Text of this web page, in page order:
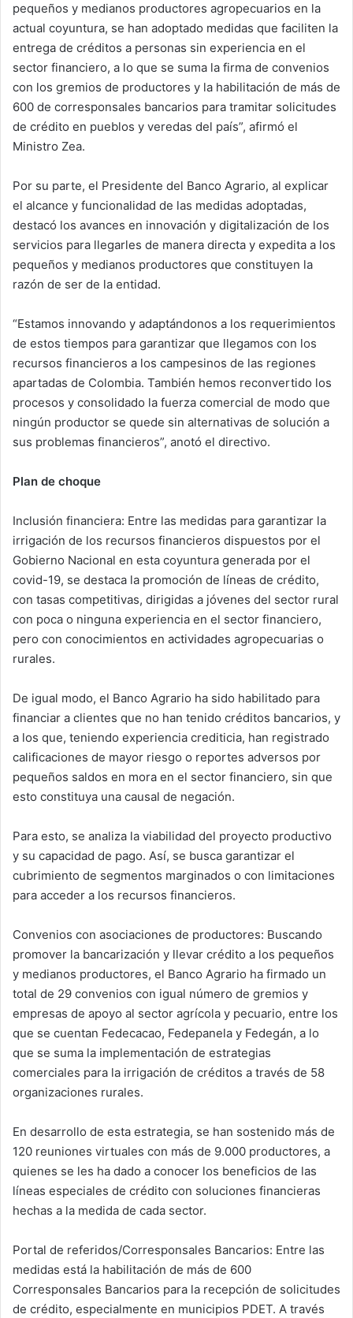
pequeños y medianos productores agropecuarios en la
actual coyuntura, se han adoptado medidas que faciliten la
entrega de créditos a personas sin experiencia en el
sector financiero, a lo que se suma la firma de convenios
con los gremios de productores y la habilitación de más de
600 de corresponsales bancarios para tramitar solicitudes
de crédito en pueblos y veredas del país”, afirmó el
Ministro Zea.
Por su parte, el Presidente del Banco Agrario, al explicar
el alcance y funcionalidad de las medidas adoptadas,
destacó los avances en innovación y digitalización de los
servicios para llegarles de manera directa y expedita a los
pequeños y medianos productores que constituyen la
razón de ser de la entidad.
“Estamos innovando y adaptándonos a los requerimientos
de estos tiempos para garantizar que llegamos con los
recursos financieros a los campesinos de las regiones
apartadas de Colombia. También hemos reconvertido los
procesos y consolidado la fuerza comercial de modo que
ningún productor se quede sin alternativas de solución a
sus problemas financieros”, anotó el directivo.
Plan de choque
Inclusión financiera: Entre las medidas para garantizar la
irrigación de los recursos financieros dispuestos por el
Gobierno Nacional en esta coyuntura generada por el
covid-19, se destaca la promoción de líneas de crédito,
con tasas competitivas, dirigidas a jóvenes del sector rural
con poca o ninguna experiencia en el sector financiero,
pero con conocimientos en actividades agropecuarias o
rurales.
De igual modo, el Banco Agrario ha sido habilitado para
financiar a clientes que no han tenido créditos bancarios, y
a los que, teniendo experiencia crediticia, han registrado
calificaciones de mayor riesgo o reportes adversos por
pequeños saldos en mora en el sector financiero, sin que
esto constituya una causal de negación.
Para esto, se analiza la viabilidad del proyecto productivo
y su capacidad de pago. Así, se busca garantizar el
cubrimiento de segmentos marginados o con limitaciones
para acceder a los recursos financieros.
Convenios con asociaciones de productores: Buscando
promover la bancarización y llevar crédito a los pequeños
y medianos productores, el Banco Agrario ha firmado un
total de 29 convenios con igual número de gremios y
empresas de apoyo al sector agrícola y pecuario, entre los
que se cuentan Fedecacao, Fedepanela y Fedegán, a lo
que se suma la implementación de estrategias
comerciales para la irrigación de créditos a través de 58
organizaciones rurales.
En desarrollo de esta estrategia, se han sostenido más de
120 reuniones virtuales con más de 9.000 productores, a
quienes se les ha dado a conocer los beneficios de las
líneas especiales de crédito con soluciones financieras
hechas a la medida de cada sector.
Portal de referidos/Corresponsales Bancarios: Entre las
medidas está la habilitación de más de 600
Corresponsales Bancarios para la recepción de solicitudes
de crédito, especialmente en municipios PDET. A través